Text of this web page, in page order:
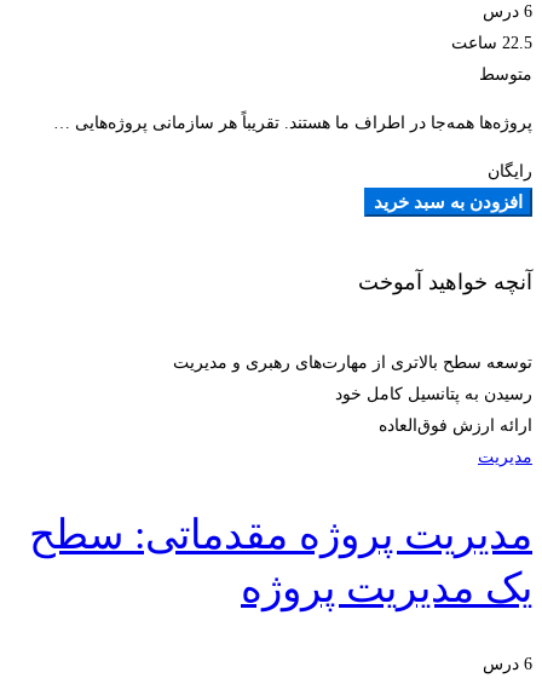
6 درس
22.5 ساعت
متوسط
پروژه‌ها همه‌جا در اطراف ما هستند. تقریباً هر سازمانی پروژه‌هایی …
رایگان
افزودن به سبد خرید
آنچه خواهید آموخت
توسعه سطح بالاتری از مهارت‌های رهبری و مدیریت
رسیدن به پتانسیل کامل خود
ارائه ارزش فوق‌العاده
مدیریت
مدیریت پروژه مقدماتی: سطح
یک مدیریت پروژه
6 درس